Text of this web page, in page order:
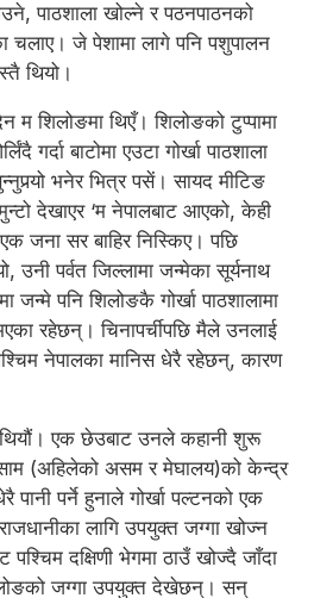
पाठशाला खोल्ने र पठनपाठनको
चलाए। जे पेशामा लागे पनि पशुपालन
थियो।
म शिलोङमा थिएँ। शिलोङको टुप्पामा
गर्दा बाटोमा एउटा गोर्खा पाठशाला
भनेर भित्र पसें। सायद मीटिङ
देखाएर ‘म नेपालबाट आएको, केही
जना सर बाहिर निस्किए। पछि
उनी पर्वत जिल्लामा जन्मेका सूर्यनाथ
जन्मे पनि शिलोङकै गोर्खा पाठशालामा
रहेछन्। चिनापर्चीपछि मैले उनलाई
नेपालका मानिस धेरै रहेछन्, कारण
थियौं। एक छेउबाट उनले कहानी शुरू
(अहिलेको असम र मेघालय)को केन्द्र
पानी पर्ने हुनाले गोर्खा पल्टनको एक
लागि उपयुक्त जग्गा खोज्न
दक्षिणी भेगमा ठाउँ खोज्दै जाँदा
जग्गा उपयुक्त देखेछन्। सन्